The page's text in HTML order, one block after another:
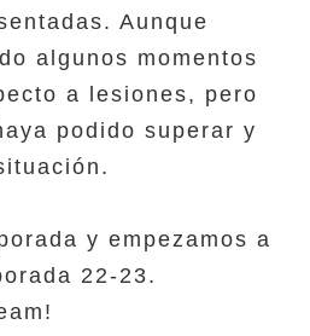
Aunque
algunos momentos
a lesiones, pero
podido superar y
y empezamos a
22-23.